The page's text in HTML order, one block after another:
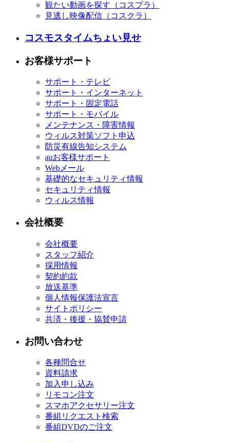
観たい動画を探す（コスプラ）
見逃し映像配信（コスクラ）
コスモスタイムちょい見せ
お客様サポート
サポート・テレビ
サポート・インターネット
サポート・固定電話
サポート・モバイル
メンテナンス・障害情報
ウィルス対策ソフト申込
防災有線告知システム
auお客様サポート
Webメール
基礎的なセキュリティ情報
セキュリティ情報
ウィルス情報
会社概要
会社概要
スタッフ紹介
採用情報
契約約款
放送基準
個人情報保護法宣言
サイトポリシー
共済・後援・協賛申請
お問い合わせ
各種問合せ
資料請求
加入申し込み
リモコン注文
スマホアクセサリー注文
番組リクエスト検索
番組DVDのご注文